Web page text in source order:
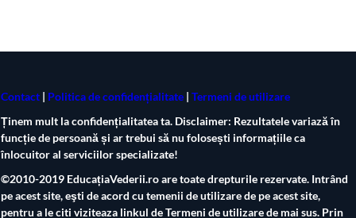
Contact Politica de confidențialitate Termeni de utiliza r e
Ținem mult la confidențialitatea ta. Disclaimer: Rezultatele variază în
funcție de persoană și ar trebui să nu folosești informațiile ca
înlocuitor al serviciilor specializate!
©2010-2019 EducațiaVederii.ro are toate drepturile rezervate. Intrând
pe acest site, eşti de acord cu temenii de utilizare de pe acest site,
pentru a le citi viziteaza linkul de Termeni de utilizare de mai sus. Prin